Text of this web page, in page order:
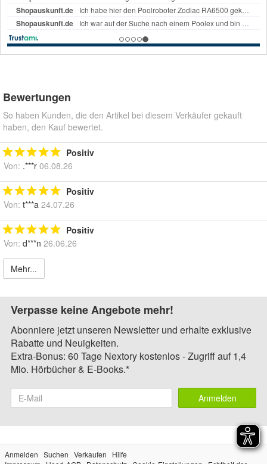
Bewertungen
So haben Kunden, die den Artikel bei diesem Verkäufer gekauft
haben, den Kauf bewertet.
Positiv
Von: .***r 06.08.26
Positiv
Von: t***a 24.07.26
Positiv
Von: d***n 26.06.26
Mehr...
Verpasse keine Angebote mehr!
Abonniere jetzt unseren Newsletter und erhalte exklusive
Rabatte und Neuigkeiten.
Extra-Bonus: 60 Tage Nextory kostenlos - Zugriff auf 1,4
Mio. Hörbücher & E-Books.*
Anmelden
Anmelden Suchen Verkaufen
Hilfe